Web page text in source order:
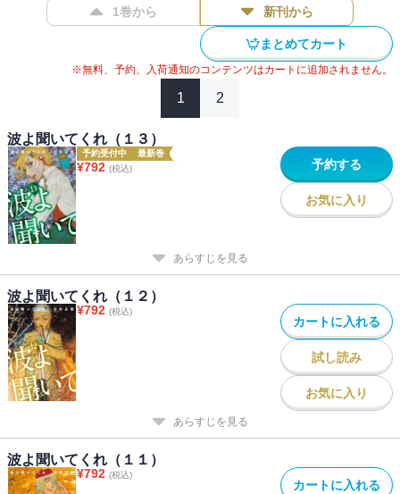
1巻から 新刊から
まとめてカート
※無料、予約、入荷通知のコンテンツはカートに追加されません。
1 2
波よ聞いてくれ（１３）
予約受付中 最新巻
¥792 (税込) 予約する
お気に入り
あらすじを見る
波よ聞いてくれ（１２）
¥792 (税込)
カートに入れる
試し読み
お気に入り
あらすじを見る
波よ聞いてくれ（１１）
¥792 (税込)
カートに入れる